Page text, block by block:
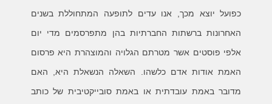
כפועל יוצא מכך, אנו עדים לתופעה המתחוללת בשנים
האחרונות ברשתות החברתיות בהן מתפרסמים מדי יום
אלפי פוסטים אשר מטרתם הגלויה והמוצהרת היא פרסום
האמת אודות אדם כלשהו. השאלה הנשאלת היא, האם
מדובר באמת עובדתית או באמת סובייקטיבית של כותב